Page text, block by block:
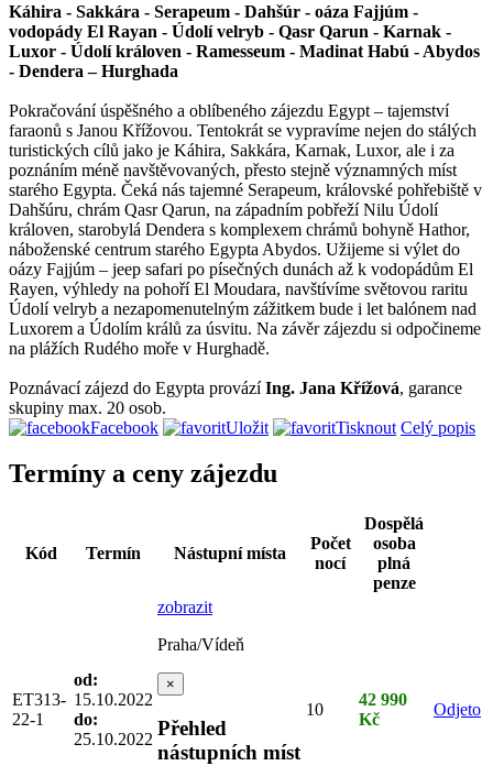
Káhira - Sakkára - Serapeum - Dahšúr - oáza Fajjúm -
vodopády El Rayan - Údolí velryb - Qasr Qarun - Karnak -
Luxor - Údolí královen - Ramesseum - Madinat Habú - Abydos
- Dendera – Hurghada
Pokračování úspěšného a oblíbeného zájezdu Egypt – tajemství
faraonů s Janou Křížovou. Tentokrát se vypravíme nejen do stálých
turistických cílů jako je Káhira, Sakkára, Karnak, Luxor, ale i za
poznáním méně navštěvovaných, přesto stejně významných míst
starého Egypta. Čeká nás tajemné Serapeum, královské pohřebiště v
Dahšúru, chrám Qasr Qarun, na západním pobřeží Nilu Údolí
královen, starobylá Dendera s komplexem chrámů bohyně Hathor,
náboženské centrum starého Egypta Abydos. Užijeme si výlet do
oázy Fajjúm – jeep safari po písečných dunách až k vodopádům El
Rayen, výhledy na pohoří El Moudara, navštívíme světovou raritu
Údolí velryb a nezapomenutelným zážitkem bude i let balónem nad
Luxorem a Údolím králů za úsvitu. Na závěr zájezdu si odpočineme
na plážích Rudého moře v Hurghadě.
Poznávací zájezd do Egypta provázíIng. Jana Křížová, garance
skupiny max. 20 osob.
Facebook
Uložit Tisknout Celý popis
Termíny a ceny zájezdu
Kód Termín Nástupní místa
Počet
nocí
Dospělá
osoba
plná
penze
ET313-
22-1
od:
15.10.2022
do:
25.10.2022
zobrazit
Praha/Vídeň
×
Přehled
nástupních míst
10
42 990
Kč
Odjeto